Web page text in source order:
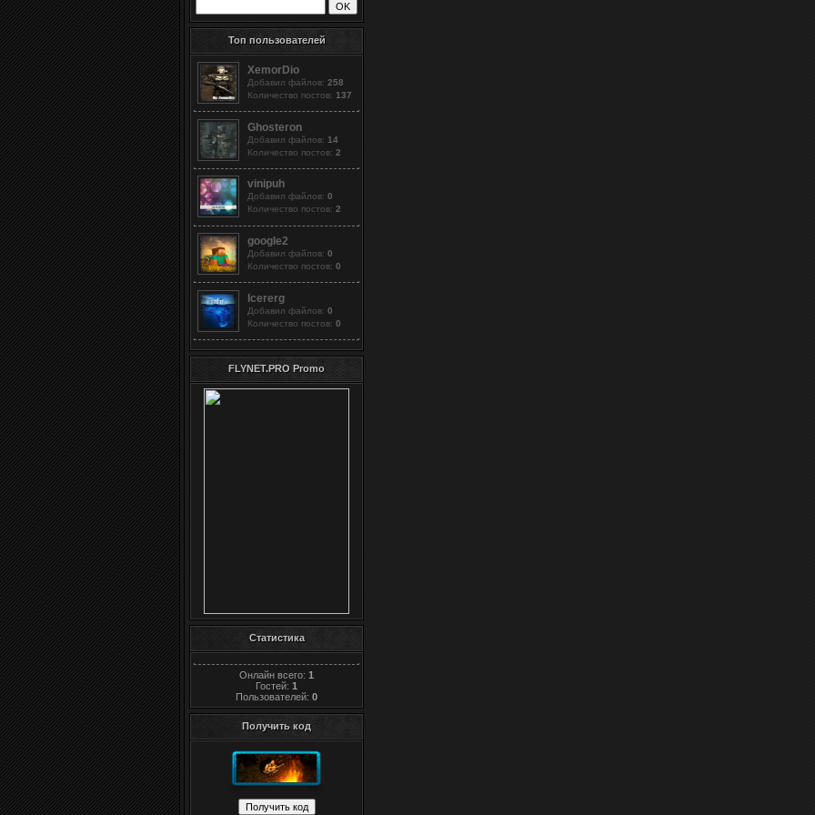
Топ пользователей
XemorDio
Добавил файлов: 258
Количество постов: 137
Ghosteron
Добавил файлов: 14
Количество постов: 2
vinipuh
Добавил файлов: 0
Количество постов: 2
google2
Добавил файлов: 0
Количество постов: 0
Icererg
Добавил файлов: 0
Количество постов: 0
FLYNET.PRO Promo
Статистика
Онлайн всего: 1
Гостей: 1
Пользователей: 0
Получить код